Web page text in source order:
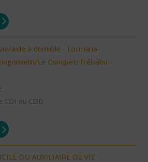
aide à domicile - Locmaria-
Le Conquet/Trébabu -
CDI ou CDD
OU AUXILIAIRE DE VIE